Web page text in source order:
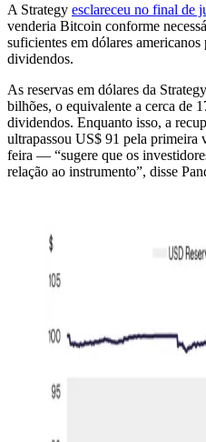
A Strategy esclareceu no final de
venderia Bitcoin conforme
suficientes em dólares
dividendos.
As reservas em dólares da
bilhões, o equivalente a cerca de
dividendos. Enquanto isso, a
ultrapassou US$ 91 pela primeira
feira — “sugere que os
relação ao instrumento”, disse